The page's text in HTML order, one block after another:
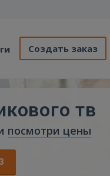
Создать заказ
тв
посмотри цены